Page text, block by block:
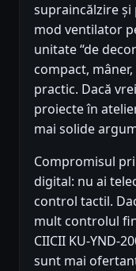
supraincălzire
mod ventilator
unitate “de
compact,
practic. Dacă
proiecte în
mai solide
Compromisul
digital: nu ai
control tactil.
mult controlul
CIICII KU-YND-
sunt mai